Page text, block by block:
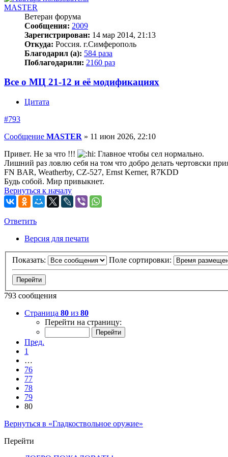
MASTER
Ветеран форума
Сообщения: 2009
Зарегистрирован: 14 мар 2014, 21:13
Откуда: Россия. г.Симферополь
Благодарил (а): 584 раза
Поблагодарили: 2160 раз
Все о МЦ 21-12 и её модификациях
Цитата
#793
Сообщение MASTER » 11 июн 2026, 22:10
Привет. Не за что !!!
Главное чтобы сел нормально.
Лишний раз ловлю себя на том что добро делать чертовски
FN BAR, Weatherby, CZ-527, Ernst Kerner, R7KDD
Будь собой. Мир привыкнет.
Вернуться к началу
Ответить
Ответить
Версия для печати
Показать: Поле сортировки:
793 сообщения
Страница 80 из 80
Перейти на страницу:
Пред.
1
…
76
77
78
79
80
Вернуться в «Гладкоствольное оружие»
Перейти